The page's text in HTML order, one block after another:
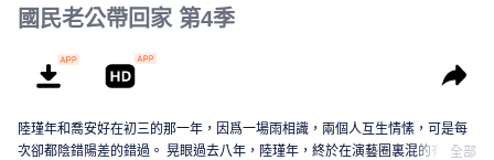
國民老公帶回家 第4季
陸瑾年和喬安好在初三的那一年，因爲一場雨相識，兩個人互生情愫，可是每
次卻都陰錯陽差的錯過。 晃眼過去八年，陸瑾年，終於在演藝圈裏混的有了起
全部